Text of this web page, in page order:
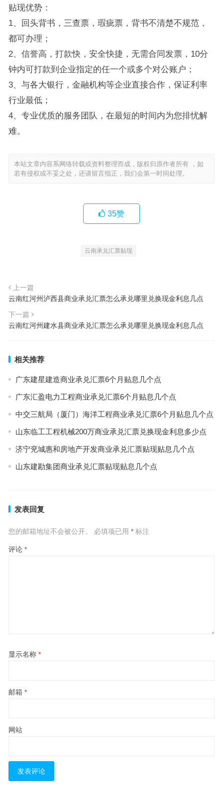
贴现优势：
1、回头背书，三查票，瑕疵票，背书不清楚不规范，
都可办理；
2、信誉高，打款快，安全快捷，无需合同发票，10分
钟内可打款到企业指定的任一个或多个对公账户；
3、与各大银行，金融机构等企业直接合作，保证利率
行业最低；
4、专业优质的服务团队，在最短的时间内为您排忧解
难。
本站文章内容系网络转载或资料整理而成，版权归原作者所有 ，如
若有侵权或不妥之处，还请留言指正，我们会第一时间处理。
35赞
云南承兑汇票贴现
上一篇
云南红河州泸西县商业承兑汇票怎么承兑哪里兑换现金利息几点
下一篇
云南红河州建水县商业承兑汇票怎么承兑哪里兑换现金利息几点
相关推荐
广东建星建造商业承兑汇票6个月贴息几个点
广东汇盈电力工程商业承兑汇票6个月贴息几个点
中交三航局（厦门）海洋工程商业承兑汇票6个月贴息几个点
山东临工工程机械200万商业承兑汇票兑换现金利息多少点
济宁兖城惠和房地产开发商业承兑汇票贴现贴息几个点
山东建勘集团商业承兑汇票贴现贴息几个点
发表回复
您的邮箱地址不会被公开。 必填项已用 *标注
评论 *
显示名称 *
邮箱 *
网站